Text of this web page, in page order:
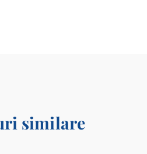
similare